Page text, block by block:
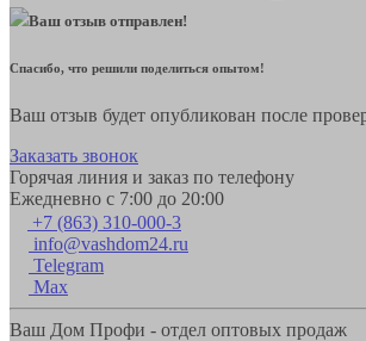
Ваш отзыв отправлен!
Спасибо, что решили поделиться опытом!
Ваш отзыв будет опубликован после
Заказать звонок
Горячая линия и заказ по телефону
Ежедневно с 7:00 до 20:00
+7 (863) 310-000-3
info@vashdom24.ru
Telegram
Max
Ваш Дом Профи - отдел оптовых продаж